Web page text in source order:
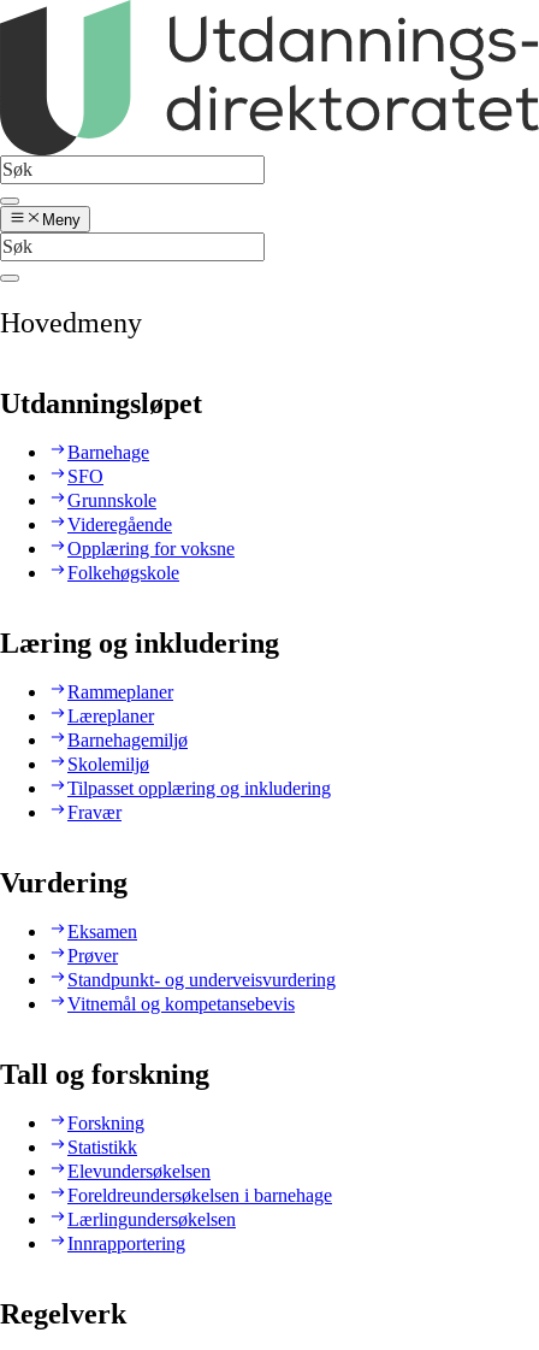
Meny
Hovedmeny
Utdanningsløpet
Barnehage
SFO
Grunnskole
Videregående
Opplæring for voksne
Folkehøgskole
Læring og inkludering
Rammeplaner
Læreplaner
Barnehagemiljø
Skolemiljø
Tilpasset opplæring og inkludering
Fravær
Vurdering
Eksamen
Prøver
Standpunkt- og underveisvurdering
Vitnemål og kompetansebevis
Tall og forskning
Forskning
Statistikk
Elevundersøkelsen
Foreldreundersøkelsen i barnehage
Lærlingundersøkelsen
Innrapportering
Regelverk